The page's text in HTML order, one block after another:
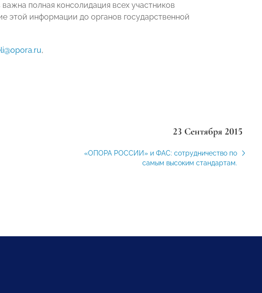
полная консолидация всех участников
этой информации до органов государственной
,
23 Сентября 2015
«ОПОРА РОССИИ» и ФАС: сотрудничество по
самым высоким стандартам.